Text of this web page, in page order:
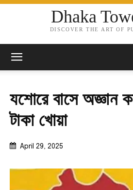
Dhaka
DISCOVER THE ART OF
যশোরে বাসে অজ্ঞান
টাকা খোয়া
April 29, 2025